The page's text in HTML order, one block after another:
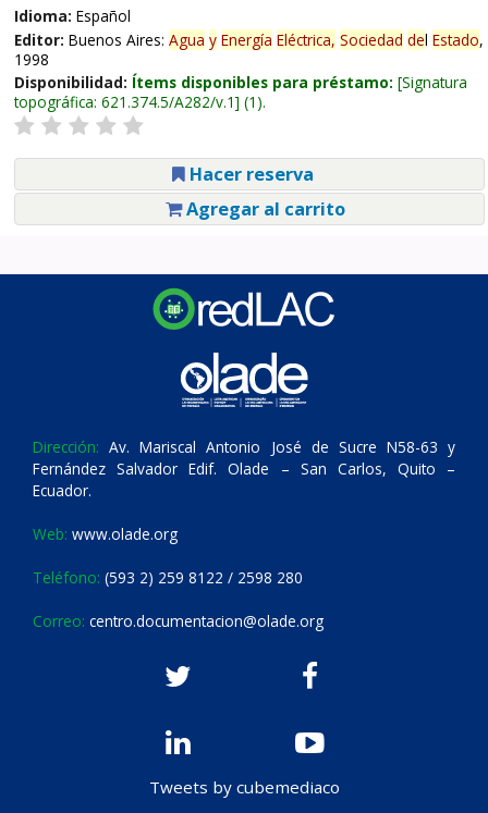
Idioma: Español
Editor: Buenos Aires: Agua y Energía Eléctrica, Sociedad del Estado,
1998
Disponibilidad: Ítems disponibles para préstamo: Signatura
topográfica: 621.374.5/A282/v.1 (1).
Hacer reserva
Agregar al carrito
Dirección: Av. Mariscal Antonio José de Sucre N58-63 y
Fernández Salvador Edif. Olade – San Carlos, Quito –
Ecuador.
Web: www.olade.org
Teléfono: (593 2) 259 8122 / 2598 280
Correo: centro.documentacion@olade.org
Tweets by cubemediaco